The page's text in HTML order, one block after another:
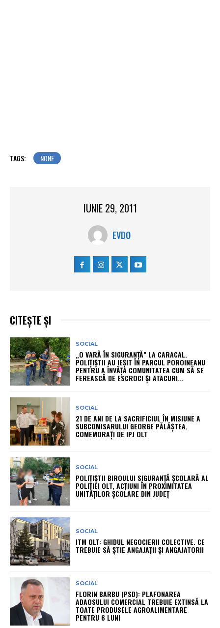
TAGS: NONE
IUNIE 29, 2011
EVDO
CITEȘTE ȘI
SOCIAL
„O VARĂ ÎN SIGURANȚĂ” LA CARACAL.
POLIȚIȘTII AU IEȘIT ÎN PARCUL POROINEANU
PENTRU A ÎNVĂȚA COMUNITATEA CUM SĂ SE
FEREASCĂ DE ESCROCI ȘI ATACURI...
SOCIAL
21 DE ANI DE LA SACRIFICIUL ÎN MISIUNE A
SUBCOMISARULUI GEORGE PĂLĂȘTEA,
COMEMORAȚI DE IPJ OLT
SOCIAL
POLIȚIȘTII BIROULUI SIGURANȚĂ ȘCOLARĂ AL
POLIȚIEI OLT, ACȚIUNI ÎN PROXIMITATEA
UNITĂȚILOR ȘCOLARE DIN JUDEȚ
SOCIAL
ITM OLT: GHIDUL NEGOCIERII COLECTIVE. CE
TREBUIE SĂ ȘTIE ANGAJAȚII ȘI ANGAJATORII
SOCIAL
FLORIN BARBU (PSD): PLAFONAREA
ADAOSULUI COMERCIAL TREBUIE EXTINSĂ LA
TOATE PRODUSELE AGROALIMENTARE
PENTRU 6 LUNI